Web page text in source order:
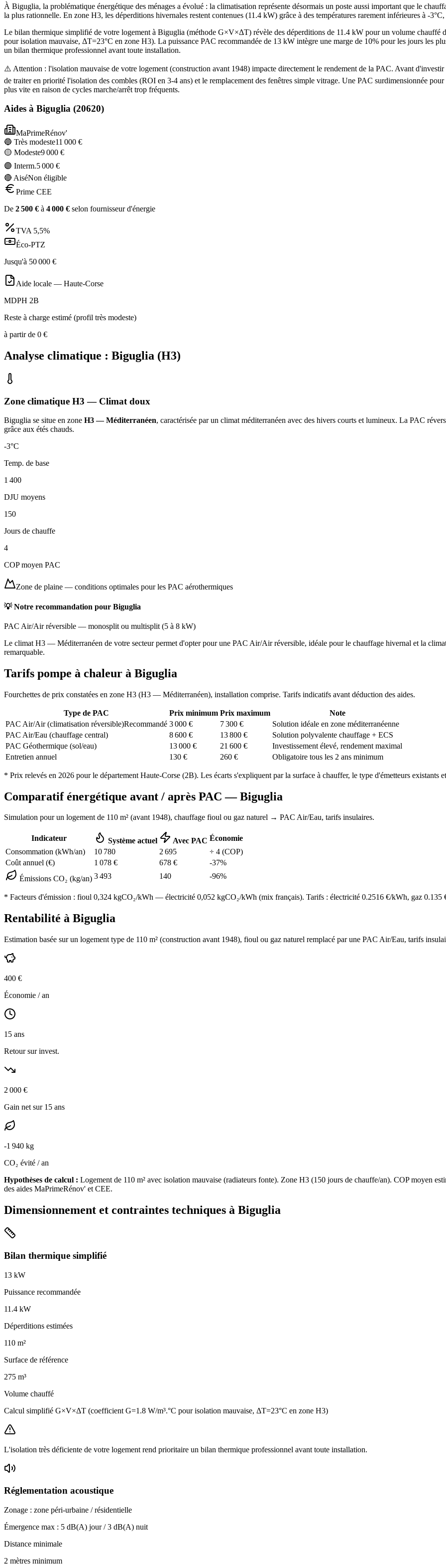
À Biguglia, la problématique énergétique des ménages a évolué : la climatisation représente désormais un poste aussi important que le
la plus rationnelle. En zone H3, les déperditions hivernales restent contenues (11.4 kW) grâce à des températures rarement inférieures à -
Le bilan thermique simplifié de votre logement à Biguglia (méthode G×V×ΔT) révèle des déperditions de 11.4 kW pour un volume
pour isolation mauvaise, ΔT=23°C en zone H3). La puissance PAC recommandée de 13 kW intègre une marge de 10% pour les jours les
un bilan thermique professionnel avant toute installation.
⚠️ Attention : l'isolation mauvaise de votre logement (construction avant 1948) impacte directement le rendement de la PAC. Avant
de traiter en priorité l'isolation des combles (ROI en 3-4 ans) et le remplacement des fenêtres simple vitrage. Une PAC surdimensionnée
plus vite en raison de cycles marche/arrêt trop fréquents.
Aides à Biguglia (20620)
MaPrimeRénov'
🔵 Très modeste11 000 €
🟡 Modeste9 000 €
🟣 Interm.5 000 €
🔴 AiséNon éligible
Prime CEE
De 2 500 € à 4 000 € selon fournisseur d'énergie
TVA 5,5%
Éco-PTZ
Jusqu'à 50 000 €
Aide locale — Haute-Corse
MDPH 2B
Reste à charge estimé (profil très modeste)
à partir de 0 €
Analyse climatique : Biguglia (H3)
Zone climatique H3 — Climat doux
Biguglia se situe en zone H3 — Méditerranéen, caractérisée par un climat méditerranéen avec des hivers courts et lumineux. La PAC
grâce aux étés chauds.
-3°C
Temp. de base
1 400
DJU moyens
150
Jours de chauffe
4
COP moyen PAC
Zone de plaine — conditions optimales pour les PAC aérothermiques
💡 Notre recommandation pour Biguglia
PAC Air/Air réversible — monosplit ou multisplit (5 à 8 kW)
Le climat H3 — Méditerranéen de votre secteur permet d'opter pour une PAC Air/Air réversible, idéale pour le chauffage hivernal et la
remarquable.
Tarifs pompe à chaleur à Biguglia
Fourchettes de prix constatées en zone H3 (H3 — Méditerranéen), installation comprise. Tarifs indicatifs avant déduction des aides.
Type de PAC Prix minimum Prix maximum
Note
PAC Air/Air (climatisation réversible)Recommandé 3 000 € 7 300 €
Solution idéale en zone méditerranéenne
PAC Air/Eau (chauffage central)
8 600 € 13 800 €
Solution polyvalente chauffage + ECS
PAC Géothermique (sol/eau)
13 000 € 21 600 €
Investissement élevé, rendement maximal
Entretien annuel
130 € 260 € Obligatoire tous les 2 ans minimum
* Prix relevés en 2026 pour le département Haute-Corse (2B). Les écarts s'expliquent par la surface à chauffer, le type d'émetteurs existants
Comparatif énergétique avant / après PAC —Biguglia
Simulation pour un logement de 110 m² (avant 1948), chauffage fioul ou gaz naturel → PAC Air/Eau, tarifs insulaires.
Indicateur Système actuel Avec PAC Économie
Consommation (kWh/an)
10 780 2 695 ÷ 4 (COP)
Coût annuel (€)
1 078 € 678 € -37%
Émissions CO₂ (kg/an) 3 493 140 -96%
* Facteurs d'émission : fioul 0,324 kgCO₂/kWh — électricité 0,052 kgCO₂/kWh (mix français). Tarifs : électricité 0.2516 €/kWh, gaz 0.135
Rentabilité à Biguglia
Estimation basée sur un logement type de 110 m² (construction avant 1948), fioul ou gaz naturel remplacé par une PAC Air/Eau, tarifs
400 €
Économie / an
15 ans
Retour sur invest.
2 000 €
Gain net sur 15 ans
-1 940 kg
CO₂ évité / an
Hypothèses de calcul : Logement de 110 m² avec isolation mauvaise (radiateurs fonte). Zone H3 (150 jours de chauffe/an). COP moyen
des aides MaPrimeRénov' et CEE.
Dimensionnement et contraintes techniques à Biguglia
Bilan thermique simplifié
13 kW
Puissance recommandée
11.4 kW
Déperditions estimées
110 m²
Surface de référence
275 m³
Volume chauffé
Calcul simplifié G×V×ΔT (coefficient G=1.8 W/m³.°C pour isolation mauvaise, ΔT=23°C en zone H3)
L'isolation très déficiente de votre logement rend prioritaire un bilan thermique professionnel avant toute installation.
Réglementation acoustique
Zonage : zone péri-urbaine / résidentielle
Émergence max : 5 dB(A) jour /3 dB(A) nuit
Distance minimale
2 mètres minimum